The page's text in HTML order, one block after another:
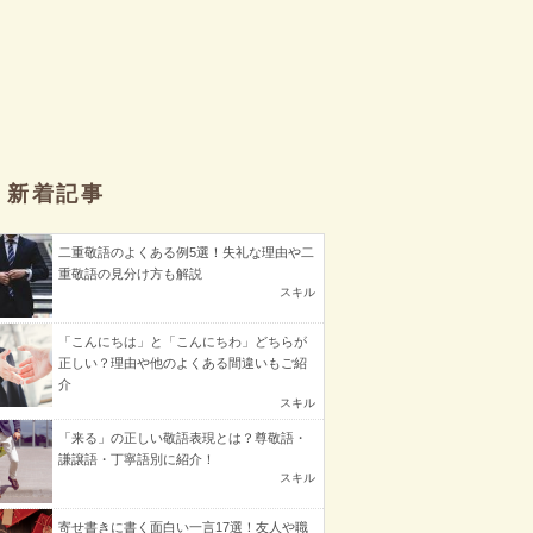
新着記事
二重敬語のよくある例5選！失礼な理由や二
重敬語の見分け方も解説
スキル
「こんにちは」と「こんにちわ」どちらが
正しい？理由や他のよくある間違いもご紹
介
スキル
「来る」の正しい敬語表現とは？尊敬語・
謙譲語・丁寧語別に紹介！
スキル
寄せ書きに書く面白い一言17選！友人や職